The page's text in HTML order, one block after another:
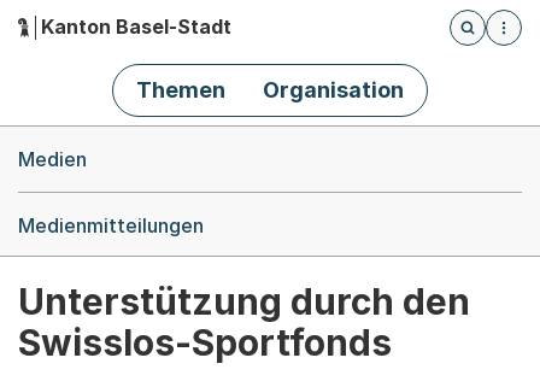
Hauptnavigation
Kanton Basel-Stadt
Öffnet
Themen Organisation
Medien
Medienmitteilungen
Unterstützung durch den
Swisslos-Sportfonds